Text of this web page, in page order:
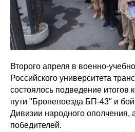
Второго апреля в военно-
Российского университета
состоялось подведение итогов
пути "Бронепоезда БП-43" и
Дивизии народного ополчения,
победителей.